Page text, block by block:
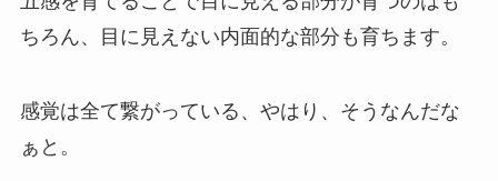
ちろん、目に見えない内面的な部分も育ちます。
感覚は全て繋がっている、やはり、そうなんだな
ぁと。